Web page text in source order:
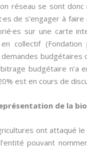
réseau se sont
de s’engager à
sur une carte
collectif
budgétaire n’a
est en cours de
de la bio
ont attaqué
pouvant